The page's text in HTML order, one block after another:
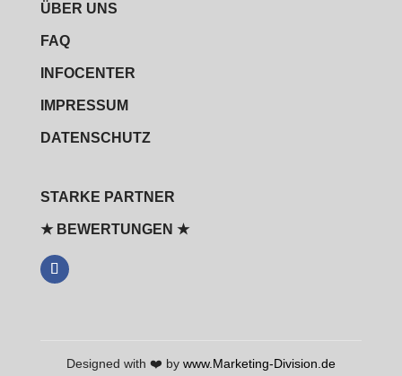
ÜBER UNS
FAQ
INFOCENTER
IMPRESSUM
DATENSCHUTZ
STARKE PARTNER
★ BEWERTUNGEN ★
Designed with ❤️ by www.Marketing-Division.de